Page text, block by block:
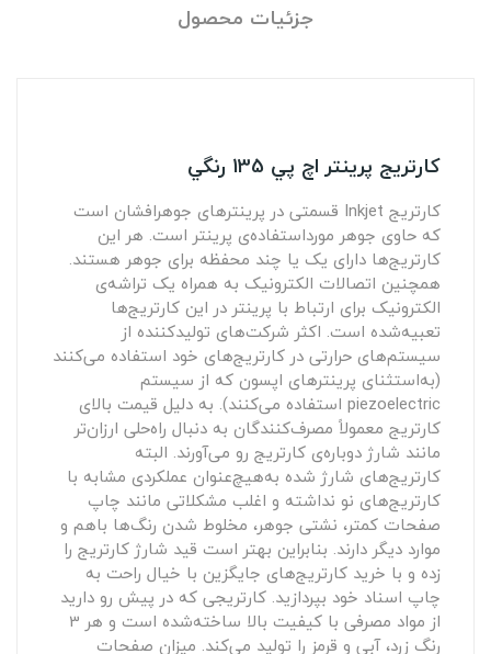
جزئیات محصول
کارتريج پرينتر اچ پي 135 رنگي
کارتریج Inkjet قسمتی در پرینترهای جوهرافشان است
که حاوی جوهر مورداستفاده‌ی پرینتر است. هر این
کارتریج‌ها دارای یک یا چند محفظه برای جوهر هستند.
همچنین اتصالات الکترونیک به همراه یک تراشه‌ی
الکترونیک برای ارتباط با پرینتر در این کارتریج‌ها
تعبیه‌شده است. اکثر شرکت‌های تولیدکننده از
سیستم‌های حرارتی در کارتریج‌های خود استفاده می‌کنند
(به‌استثنای پرینترهای اپسون که از سیستم
piezoelectric استفاده می‌کنند). به دلیل قیمت بالای
کارتریج معمولاً مصرف‌کنندگان به دنبال راه‌حلی ارزان‌تر
مانند شارژ دوباره‌ی کارتریج رو می‌آورند. البته
کارتریج‌های شارژ شده به‌هیچ‌عنوان عملکردی مشابه با
کارتریج‌های نو نداشته و اغلب مشکلاتی مانند چاپ
صفحات کمتر، نشتی جوهر، مخلوط شدن رنگ‌ها باهم و
موارد دیگر دارند. بنابراین بهتر است قید شارژ کارتریج را
زده و با خرید کارتریج‌های جایگزین با خیال راحت به
چاپ اسناد خود بپردازید. کارتریجی که در پیش رو دارید
از مواد مصرفی با کیفیت بالا ساخته‌شده است و هر 3
رنگ زرد، آبی و قرمز را تولید می‌کند. میزان صفحات